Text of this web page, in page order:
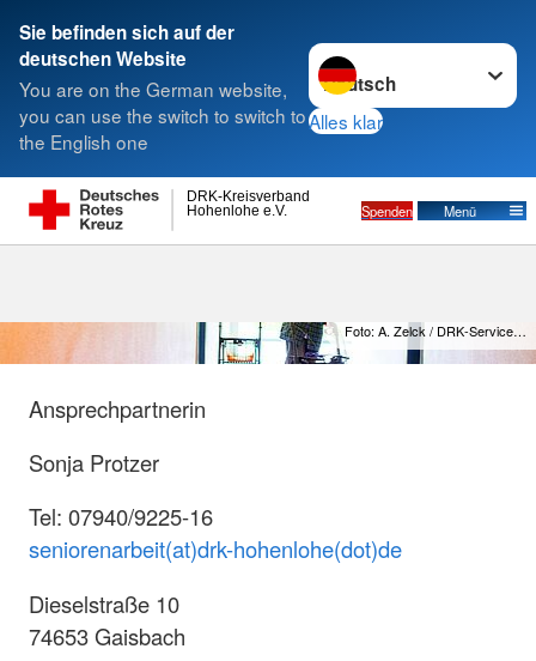
Sie befinden sich auf der
deutschen Website
You are on the German website,
you can use the switch to switch to
the English one
Sprache wechseln zu
Alles klar
Hohenlohe e.V.
DRK-Kreisverband
Spenden Menü
Suche
Demenzbetreuung
Foto: A. Zelck / DRK-Service…
Ansprechpartnerin
Sonja Protzer
Tel: 07940/9225-16
seniorenarbeit(at)drk-hohenlohe(dot)de
Dieselstraße 10
74653 Gaisbach